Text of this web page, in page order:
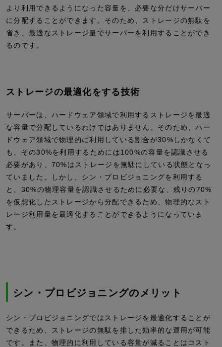
より利用できるようになった容量を、必要な分だけサーバー
に分配することができます。そのため、ストレージの無駄を
省き、最適なストレージ量でサーバーを利用することができ
るのです。
ストレージの最適化をする技術
サーバーは、ハードウェア領域で利用するストレージを最適
な容量で分配しているわけではありません。そのため、ハー
ドウェア領域で物理的に利用している割合が30%しかなくて
も、その30%を利用するためには100%の容量を認識させる
必要があり、70%はストレージを無駄にしている状態となっ
ていました。しかし、シン・プロビジョニングを利用する
と、30%の物理容量を認識させるために必要な、残りの70%
を仮想化したストレージから分配できるため、物理的なスト
レージ利用量を最適化することができるようになっていま
す。
シン・プロビジョニングのメリット
シン・プロビジョニングではストレージを最適化することが
できるため、ストレージの無駄を排した効率的な運用が可能
です。また、物理的に利用している容量が減ることはコスト